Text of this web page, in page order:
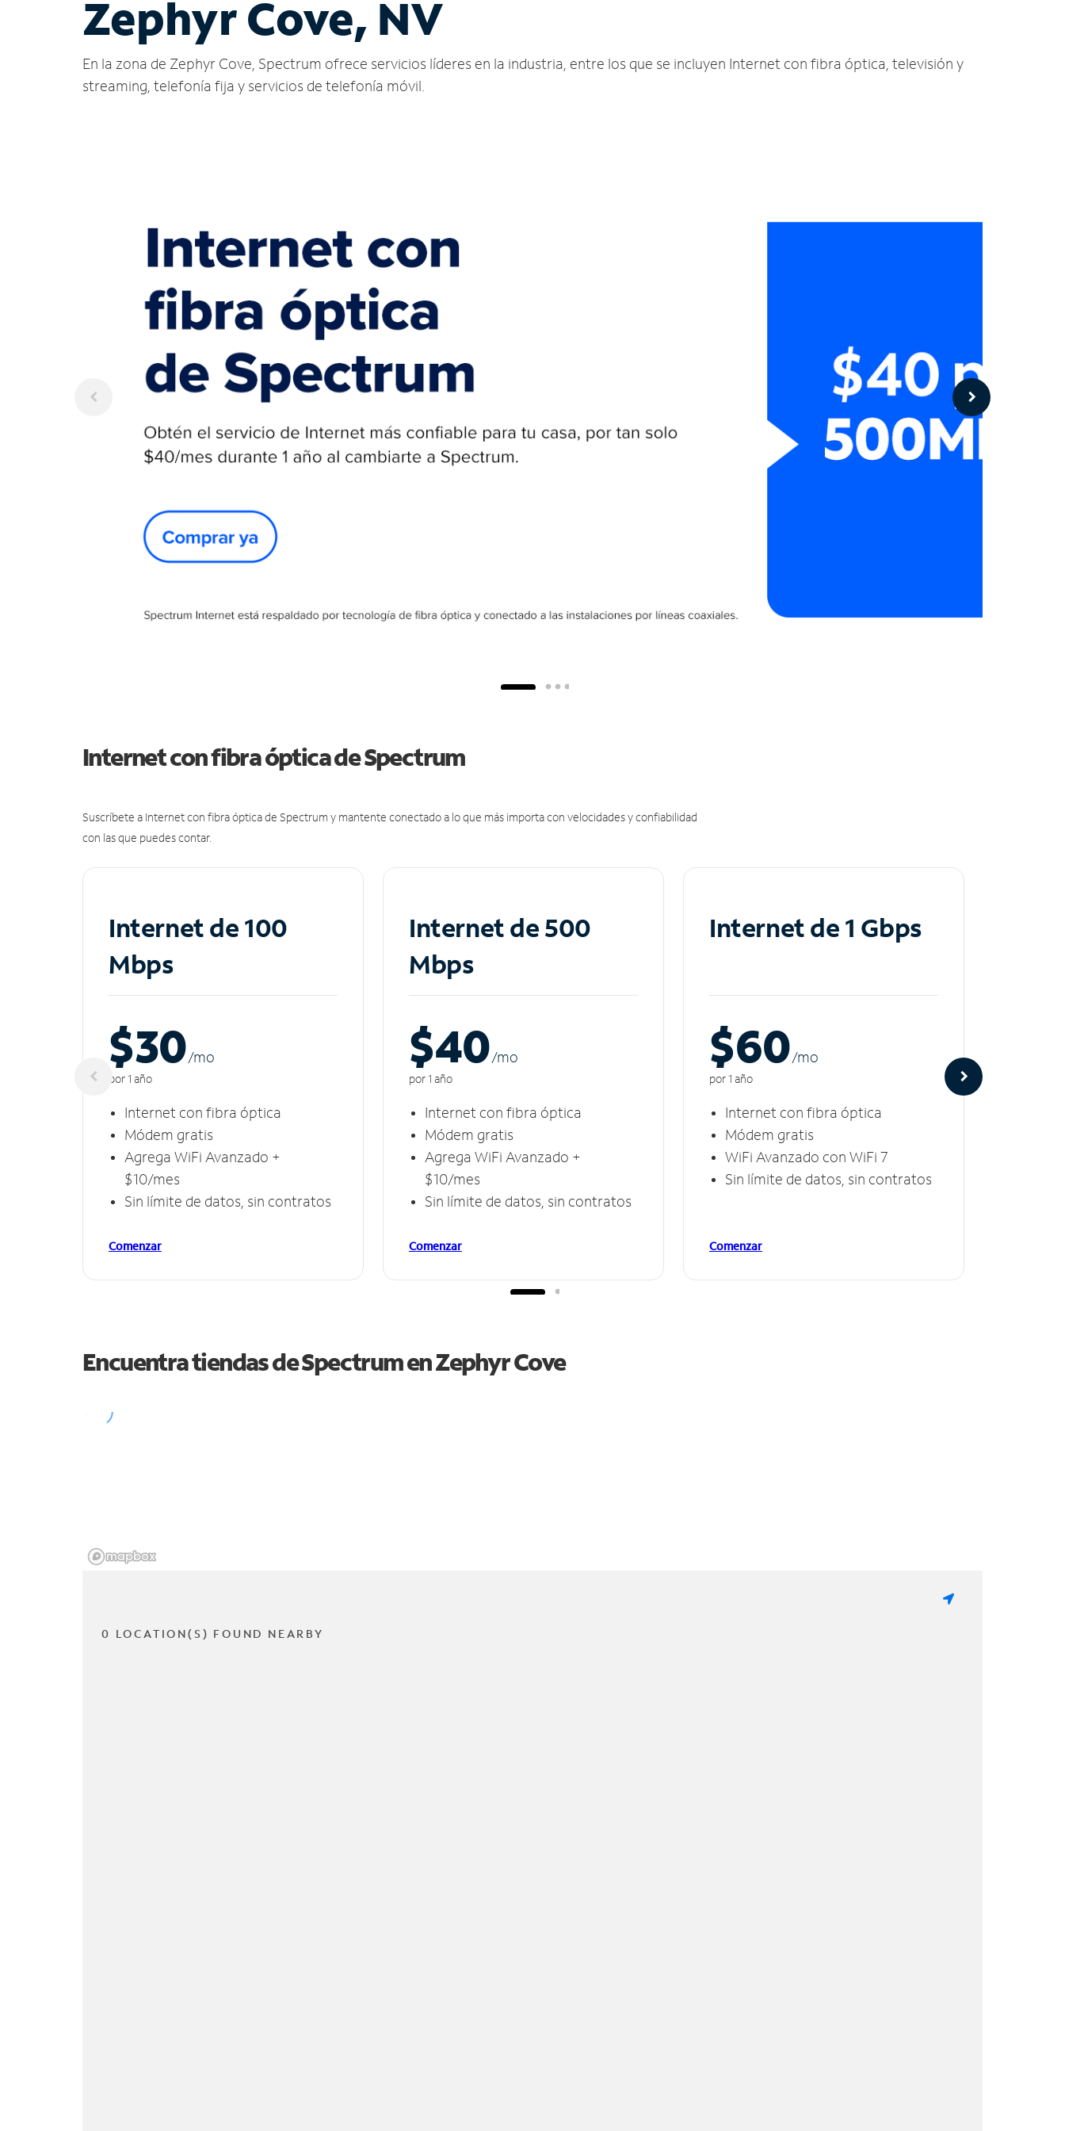
Zephyr Cove, NV
En la zona de Zephyr Cove, Spectrum ofrece servicios líderes en la industria, entre los que se incluyen Internet con fibra óptica, televisión y
streaming, telefonía fija y servicios de telefonía móvil.
Internet con fibra óptica de Spectrum
Suscríbete a Internet con fibra óptica de Spectrum y mantente conectado a lo que más importa con velocidades y confiabilidad
con las que puedes contar.
Internet de 100
Mbps
$30/mo
por 1 año
Internet con fibra óptica
Módem gratis
Agrega WiFi Avanzado +
$10/mes
Sin límite de datos, sin contratos
Comenzar
Internet de 500
Mbps
$40/mo
por 1 año
Internet con fibra óptica
Módem gratis
Agrega WiFi Avanzado +
$10/mes
Sin límite de datos, sin contratos
Comenzar
Internet de 1 Gbps
$60/mo
por 1 año
Internet con fibra óptica
Módem gratis
WiFi Avanzado con WiFi 7
Sin límite de datos, sin contratos
Comenzar
Encuentra tiendas de Spectrum enZephyr Cove
0 LOCATION(S) FOUND NEARBY